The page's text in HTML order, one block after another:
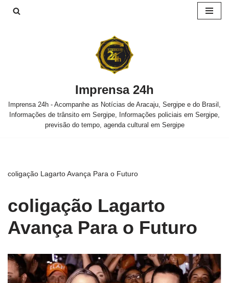
Imprensa 24h
Imprensa 24h - Acompanhe as Notícias de Aracaju, Sergipe e do Brasil,
Informações de trânsito em Sergipe, Informações policiais em Sergipe,
previsão do tempo, agenda cultural em Sergipe
coligação Lagarto Avança Para o Futuro
coligação Lagarto
Avança Para o Futuro